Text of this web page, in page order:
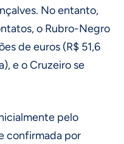
No entanto,
o Rubro-Negro
de euros (R$ 51,6
e o Cruzeiro se
pelo
confirmada por